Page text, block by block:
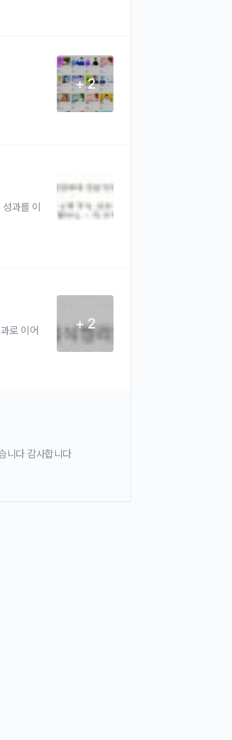
+ 2
과를 이
로 이어
+ 2
니다 감사합니다